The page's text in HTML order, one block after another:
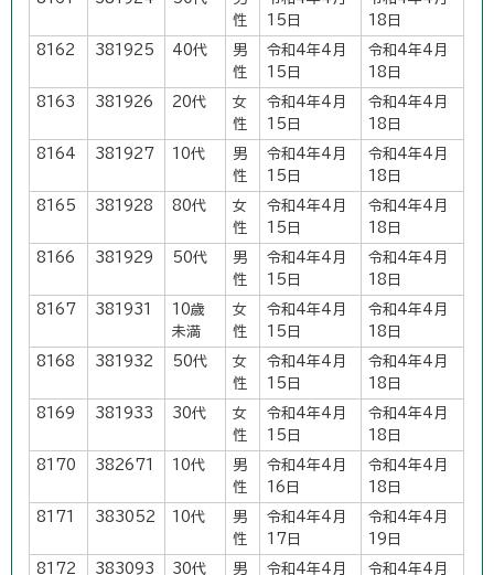
性
15日
18日
8162 381925 40代
男
性
令和4年4月
15日
令和4年4月
18日
8163 381926 20代
女
性
令和4年4月
15日
令和4年4月
18日
8164 381927 10代
男
性
令和4年4月
15日
令和4年4月
18日
8165 381928 80代
女
性
令和4年4月
15日
令和4年4月
18日
8166 381929 50代
男
性
令和4年4月
15日
令和4年4月
18日
8167 381931
10歳
未満
女
性
令和4年4月
15日
令和4年4月
18日
8168 381932 50代
女
性
令和4年4月
15日
令和4年4月
18日
8169 381933 30代
女
性
令和4年4月
15日
令和4年4月
18日
8170 382671 10代
男
性
令和4年4月
16日
令和4年4月
18日
8171 383052 10代
男
性
令和4年4月
17日
令和4年4月
19日
8172 383093 30代
男
令和4年4月
令和4年4月